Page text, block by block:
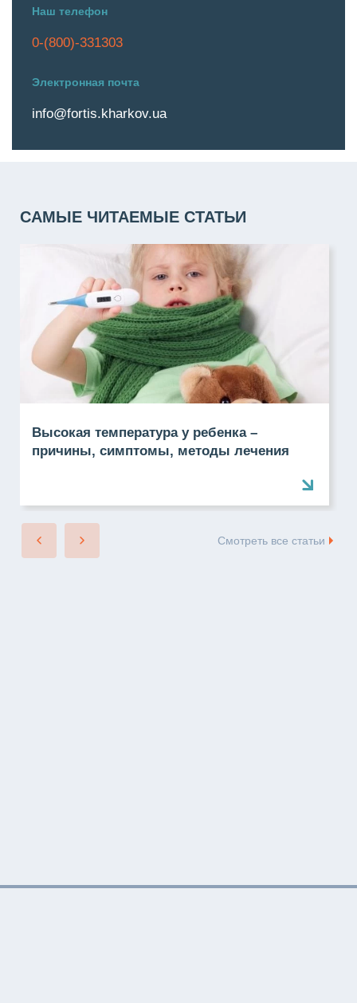
Наш телефон
0-(800)-331303
Электронная почта
info@fortis.kharkov.ua
САМЫЕ ЧИТАЕМЫЕ СТАТЬИ
Высокая температура у ребенка –
причины, симптомы, методы лечения
Смотреть все статьи